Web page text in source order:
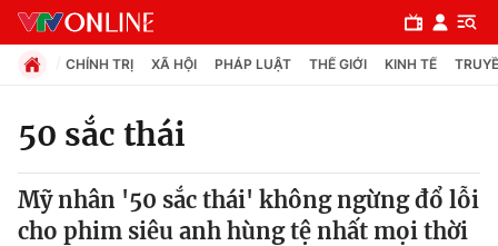
Chuyên mục
Chính trị
CHÍNH TRỊ XÃ HỘI PHÁP LUẬT THẾ GIỚI KINH TẾ
50 sắc thái
Mỹ nhân '50 sắc thái' không ngừng đổ lỗi
cho phim siêu anh hùng tệ nhất mọi thời